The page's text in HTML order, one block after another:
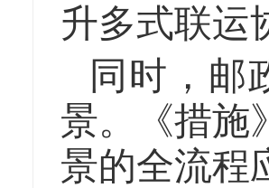
升多式联运
同时，邮
景。《措施
景的全流程